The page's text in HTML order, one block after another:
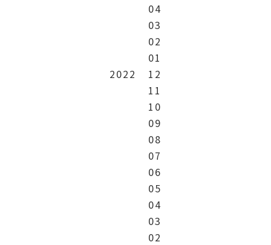
04
03
02
01
2022
12
11
10
09
08
07
06
05
04
03
02